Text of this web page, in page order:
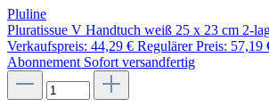
Pluline
Pluratissue V Handtuch weiß 25 x 23 cm 2-
Verkaufspreis: 44,29 € Regulärer Preis: 57,19
Abonnement Sofort versandfertig